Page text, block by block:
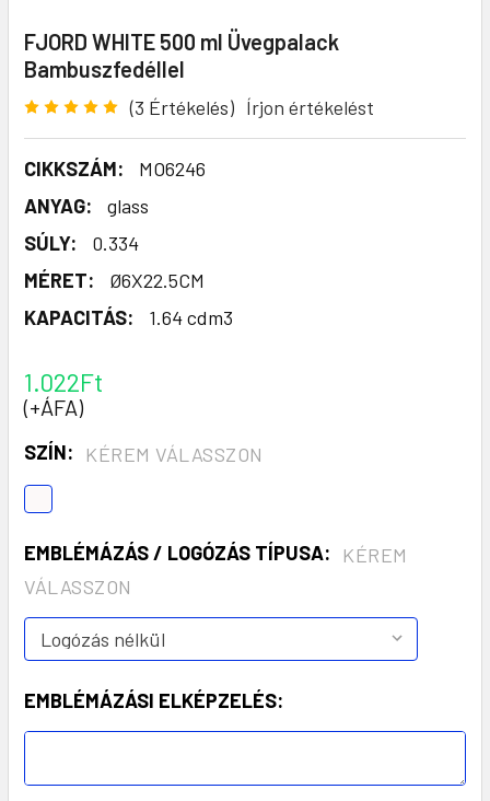
FJORD WHITE 500 ml Üvegpalack
Bambuszfedéllel
(3 Értékelés) Írjon értékelést
CIKKSZÁM:
MO6246
ANYAG:
glass
SÚLY:
0.334
MÉRET:
Ø6X22.5CM
KAPACITÁS:
1.64 cdm3
1.022Ft
(+ÁFA)
SZÍN: KÉREM VÁLASSZON
EMBLÉMÁZÁS / LOGÓZÁS TÍPUSA:
KÉREM
VÁLASSZON
EMBLÉMÁZÁSI ELKÉPZELÉS: